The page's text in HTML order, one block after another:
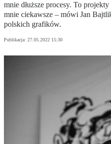
mnie dłuższe procesy. To
mnie ciekawsze – mówi Jan
polskich grafików.
Publikacja: 27.05.2022 15:30